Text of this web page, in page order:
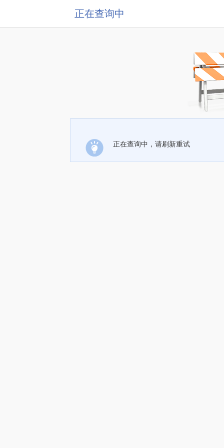
正在查询中
正在查询中，请刷新重试